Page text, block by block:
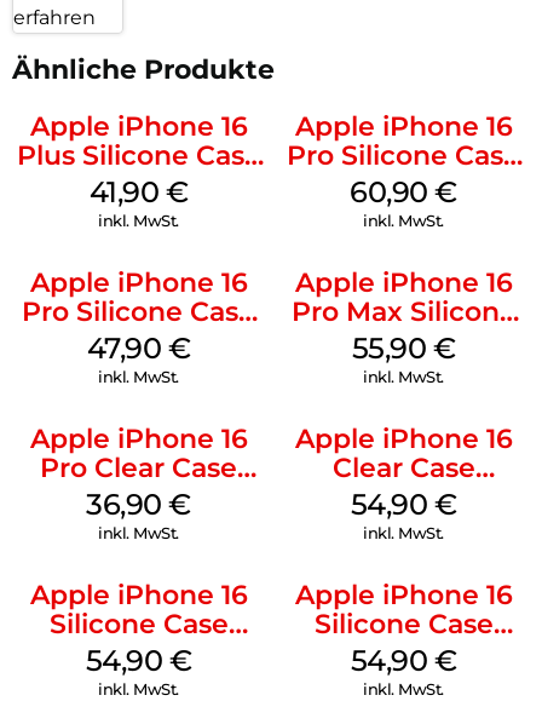
erfahren
Ähnliche Produkte
Apple iPhone 16
Plus Silicone Case
MagSafe Stone
Gray
41,90 €
inkl. MwSt.
Apple iPhone 16
Pro Silicone Case
MagSafe Stone
Gray
60,90€
inkl. MwSt.
Apple iPhone 16
Pro Silicone Case
MagSafe Denim
47,90 €
inkl. MwSt.
Apple iPhone 16
Pro Max Silicone
Case MagSafe
Stone Gray
55,90 €
inkl. MwSt.
Apple iPhone 16
Pro Clear Case
MagSafe
Transparent
36,90€
inkl. MwSt.
Apple iPhone 16
Clear Case
MagSafe
Transparent
54,90 €
inkl. MwSt.
Apple iPhone 16
Silicone Case
MagSafe Lake
Green
54,90 €
inkl. MwSt.
Apple iPhone 16
Silicone Case
MagSafe Black
54,90 €
inkl. MwSt.